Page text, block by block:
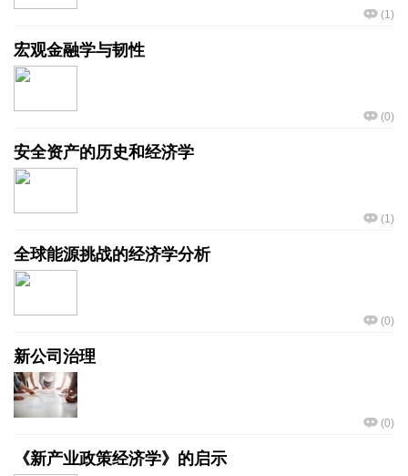
(1)
宏观金融学与韧性
(0)
安全资产的历史和经济学
(1)
全球能源挑战的经济学分析
(0)
新公司治理
(0)
《新产业政策经济学》的启示